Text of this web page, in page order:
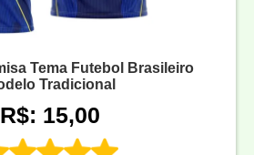
Tema Futebol Brasileiro
Tradicional
R$: 15,00